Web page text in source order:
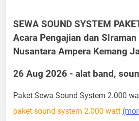
SEWA SOUND SYSTEM
Acara Pengajian dan SIraman
Nusantara Ampera Kemang
26 Aug 2026 - alat band,
Paket Sewa Sound System 2.000
paket sound system 2.000 watt